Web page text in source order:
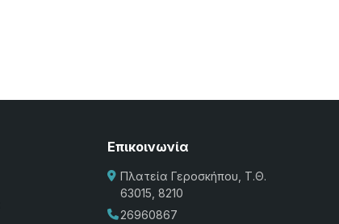
Επικοινωνία
Πλατεία Γεροσκήπου, Τ.Θ.
63015, 8210
26960867